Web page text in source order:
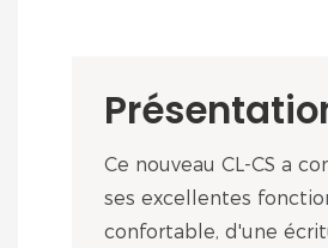
Ce nouveau CL-CS a
ses excellentes
confortable, d'une